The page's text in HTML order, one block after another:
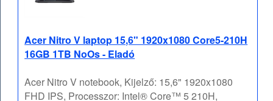
Acer Nitro V laptop 15,6" 1920x1080 Core5-210H
16GB 1TB NoOs - Eladó
Acer Nitro V notebook, Kijelző: 15,6" 1920x1080
FHD IPS, Processzor: Intel® Core™ 5 210H,